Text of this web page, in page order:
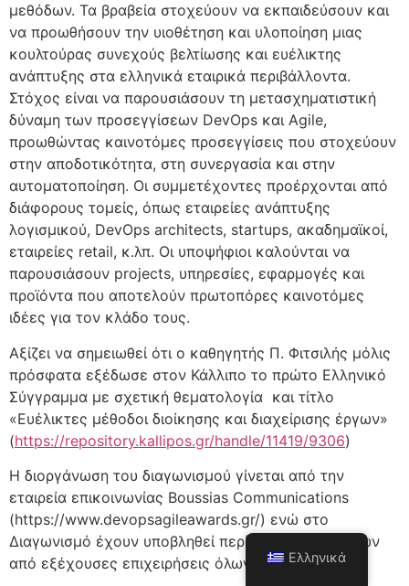
μεθόδων. Τα βραβεία στοχεύουν να εκπαιδεύσουν και
να προωθήσουν την υιοθέτηση και υλοποίηση μιας
κουλτούρας συνεχούς βελτίωσης και ευέλικτης
ανάπτυξης στα ελληνικά εταιρικά περιβάλλοντα.
Στόχος είναι να παρουσιάσουν τη μετασχηματιστική
δύναμη των προσεγγίσεων DevOps και Agile,
προωθώντας καινοτόμες προσεγγίσεις που στοχεύουν
στην αποδοτικότητα, στη συνεργασία και στην
αυτοματοποίηση. Οι συμμετέχοντες προέρχονται από
διάφορους τομείς, όπως εταιρείες ανάπτυξης
λογισμικού, DevOps architects, startups, ακαδημαϊκοί,
εταιρείες retail, κ.λπ. Οι υποψήφιοι καλούνται να
παρουσιάσουν projects, υπηρεσίες, εφαρμογές και
προϊόντα που αποτελούν πρωτοπόρες καινοτόμες
ιδέες για τον κλάδο τους.
Αξίζει να σημειωθεί ότι ο καθηγητής Π. Φιτσιλής μόλις
πρόσφατα εξέδωσε στον Κάλλιπο το πρώτο Ελληνικό
Σύγγραμμα με σχετική θεματολογία και τίτλο
«Ευέλικτες μέθοδοι διοίκησης και διαχείρισης έργων»
(https://repository.kallipos.gr/handle/11419/9306)
Η διοργάνωση του διαγωνισμού γίνεται από την
εταιρεία επικοινωνίας Boussias Communications
(https://www.devopsagileawards.gr/) ενώ στο
Διαγωνισμό έχουν υποβληθεί περί των 100 αιτήσεων
από εξέχουσες επιχειρήσεις όλων των κλάδων.
Ελληνικά